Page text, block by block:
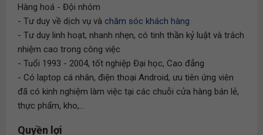
Hàng hoá - Đội nhóm
- Tư duy về dịch vụ và chăm sóc khách hàng
- Tư duy linh hoạt, nhanh nhẹn, có tinh thần kỷ luật và trách
nhiệm cao trong công việc
- Tuổi 1993 - 2004, tốt nghiệp Đại học, Cao đẳng
- Có laptop cá nhân, điện thoại Android, ưu tiên ứng viên
đã có kinh nghiệm làm việc tại các chuỗi cửa hàng bán lẻ,
thực phẩm, kho,...
Quyền lợi